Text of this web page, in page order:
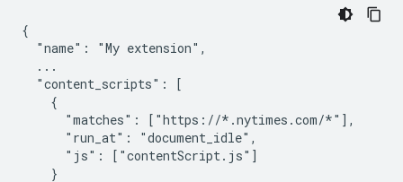
{
  "name": "My extension",
  ...
  "content_scripts": [
    {
      "matches": ["https://*.nytimes.com/*"],
      "run_at": "document_idle",
      "js": ["contentScript.js"]
    }